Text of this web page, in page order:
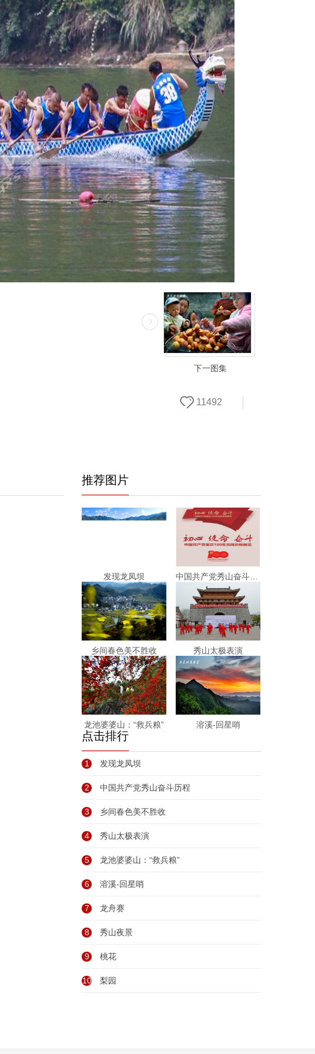
下一图集
11492
推荐图片
发现龙凤坝
乡间春色美不胜收 秀山太极表演
龙池婆婆山：“救兵粮” 溶溪-回星哨
点击排行
1 发现龙凤坝
2 中国共产党秀山奋斗历程
3 乡间春色美不胜收
4 秀山太极表演
5 龙池婆婆山：“救兵粮”
6 溶溪-回星哨
7 龙舟赛
8 秀山夜景
9 桃花
10 梨园